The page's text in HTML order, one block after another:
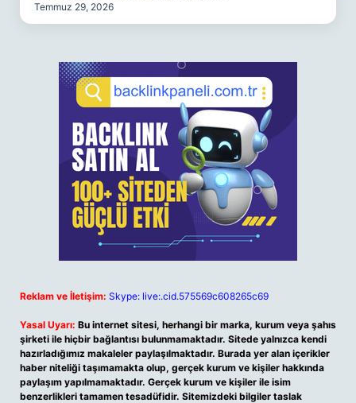
Temmuz 29, 2026
Reklam ve İletişim: Skype: live:.cid.575569c608265c69
Yasal Uyarı: Bu internet sitesi, herhangi bir marka, kurum veya şahıs
şirketi ile hiçbir bağlantısı bulunmamaktadır. Sitede yalnızca kendi
hazırladığımız makaleler paylaşılmaktadır. Burada yer alan içerikler
haber niteliği taşımamakta olup, gerçek kurum ve kişiler hakkında
paylaşım yapılmamaktadır. Gerçek kurum ve kişiler ile isim
benzerlikleri tamamen tesadüfidir. Sitemizdeki bilgiler taslak